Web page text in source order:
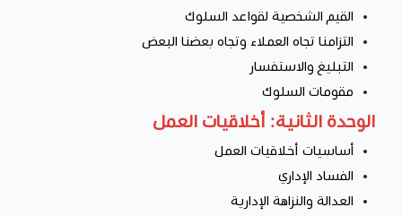
القيم الشخصية لقواعد السلوك
التزامنا تجاه العملاء وتجاه بعضنا البعض
التبليغ والاستفسار
مقومات السلوك
الوحدة الثانية: أخلاقيات العمل
أساسيات أخلاقيات العمل
الفساد الإداري
العدالة والنزاهة الإدارية